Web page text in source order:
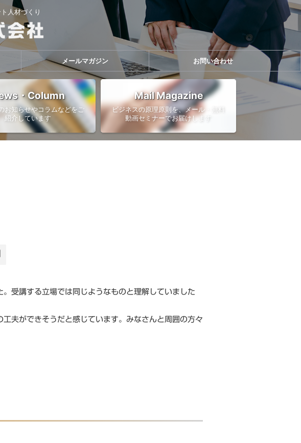
人材づくり
メールマガジン お問い合わせ
・Column
お知らせやコラムなどをご
紹介しています
Mail Magazine
ビジネスの原理原則を、メール・無料
動画セミナーでお届けします
受講する立場では同じようなものと理解していました
夫ができそうだと感じています。みなさんと周囲の方々